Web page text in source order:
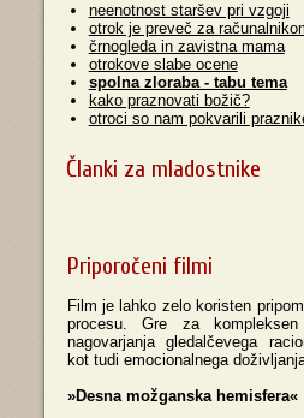
neenotnost staršev pri vzgoji
otrok je preveč za
črnogleda in zavistna mama
otrokove slabe ocene
spolna zloraba - tabu tema
kako praznovati božič?
otroci so nam pokvarili
Članki za mladostnike
Priporočeni filmi
Film je lahko zelo koristen
procesu. Gre za
nagovarjanja gledalčevega
kot tudi emocionalnega
»Desna možganska hemisfera«